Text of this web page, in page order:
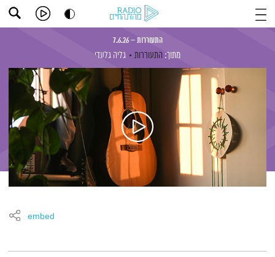
התעוררות – 7.6.26
מתוך: התעוררות גליה גלעדי
embed